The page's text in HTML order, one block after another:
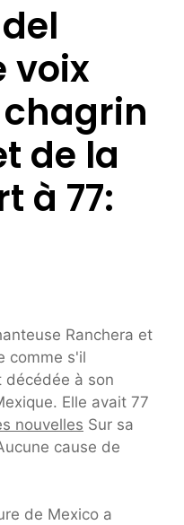
voix
de la
à 77:
Ranchera et
comme s'il
décédée à son
Elle avait 77
nouvelles Sur sa
cause de
de Mexico a